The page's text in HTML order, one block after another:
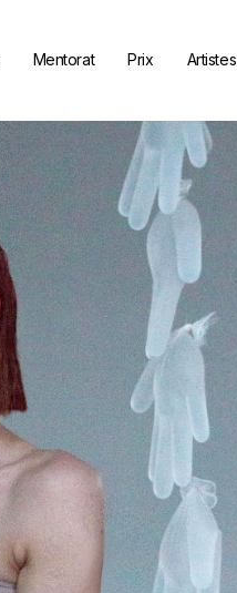
Mentorat Prix Artistes